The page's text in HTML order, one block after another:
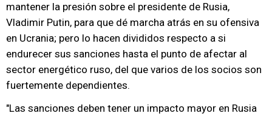
mantener la presión sobre el presidente de Rusia,
Vladimir Putin, para que dé marcha atrás en su ofensiva
en Ucrania; pero lo hacen divididos respecto a si
endurecer sus sanciones hasta el punto de afectar al
sector energético ruso, del que varios de los socios son
fuertemente dependientes.
"Las sanciones deben tener un impacto mayor en Rusia